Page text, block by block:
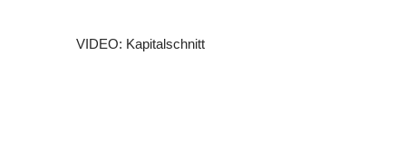
VIDEO: Kapitalschnitt